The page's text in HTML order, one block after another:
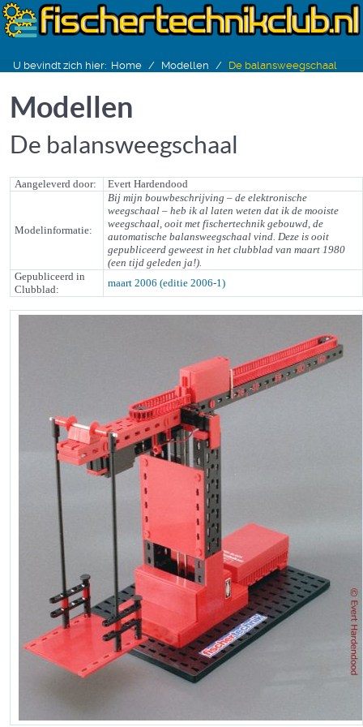
U bevindt zich hier: Home Modellen De balansweegschaal
Modellen
De balansweegschaal
Aangeleverd door: Evert Hardendood
Modelinformatie:
Bij mijn bouwbeschrijving – de elektronische
weegschaal – heb ik al laten weten dat ik de mooiste
weegschaal, ooit met fischertechnik gebouwd, de
automatische balansweegschaal vind. Deze is ooit
gepubliceerd geweest in het clubblad van maart 1980
(een tijd geleden ja!).
Gepubliceerd in
Clubblad:
maart 2006 (editie 2006-1)